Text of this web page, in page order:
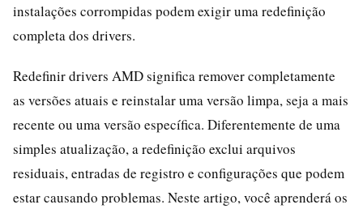
instalações corrompidas podem exigir uma redefinição
completa dos drivers.
Redefinir drivers AMD significa remover completamente
as versões atuais e reinstalar uma versão limpa, seja a mais
recente ou uma versão específica. Diferentemente de uma
simples atualização, a redefinição exclui arquivos
residuais, entradas de registro e configurações que podem
estar causando problemas. Neste artigo, você aprenderá os